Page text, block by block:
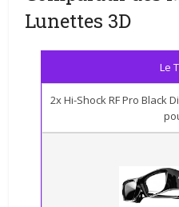
Lunettes 3D
Le
2x Hi-Shock RF Pro Black